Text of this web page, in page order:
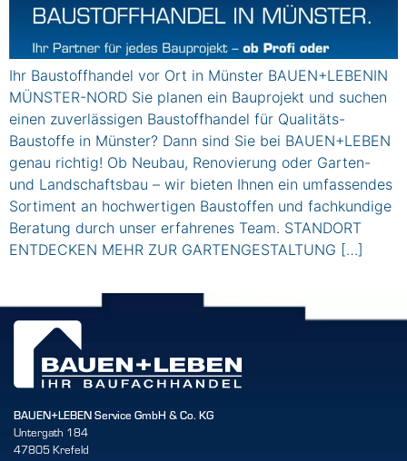
Ihr Baustoffhandel vor Ort in Münster BAUEN+LEBENIN
MÜNSTER-NORD Sie planen ein Bauprojekt und suchen
einen zuverlässigen Baustoffhandel für Qualitäts-
Baustoffe in Münster? Dann sind Sie bei BAUEN+LEBEN
genau richtig! Ob Neubau, Renovierung oder Garten-
und Landschaftsbau – wir bieten Ihnen ein umfassendes
Sortiment an hochwertigen Baustoffen und fachkundige
Beratung durch unser erfahrenes Team. STANDORT
ENTDECKEN MEHR ZUR GARTENGESTALTUNG […]
BAUEN+LEBEN Service GmbH & Co. KG
Untergath 184
47805 Krefeld